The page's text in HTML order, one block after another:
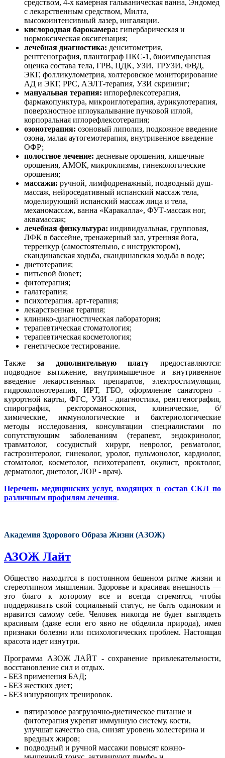
средством, 4-х камерная гальваническая ванна, Эндомед
с лекарственным средством, Милта,
высокоинтенсивный лазер, ингаляции.
кислородная барокамера: гипербарическая и
нормоксическая оксигенация;
лечебная диагностика: денситометрия,
рентгенография, плантограф ПКС-1, биоимпедансная
оценка состава тела, ГРВ, ЦДК, УЗИ, ТРУЗИ, ФВД,
ЭКГ, фолликулометрия, холтеровское мониторирование
АД и ЭКГ, РРС, АЭЛТ-терапия, УЗИ скрининг;
мануальная терапия: иглорефлексотерапия,
фармакопунктура, микроиглотерапия, аурикулотерапия,
поверхностное иглоукалывание пучковой иглой,
корпоральная иглорефлексотерапия;
озонотерапия: озоновый липолиз, подкожное введение
озона, малая аутогемотерапия, внутривенное введение
ОФР;
полостное лечение: десневые орошения, кишечные
орошения, АМОК, микроклизмы, гинекологические
орошения;
массажи: ручной, лимфодренажный, подводный душ-
массаж, нейроседативный испанский массаж тела,
моделирующий испанский массаж лица и тела,
механомассаж, ванна «Каракалла», ФУТ-массаж ног,
аквамассаж;
лечебная физкультура: индивидуальная, групповая,
ЛФК в бассейне, тренажерный зал, утренняя йога,
терренкур (самостоятельно, с инструктором),
скандинавская ходьба, скандинавская ходьба в воде;
диетотерапия;
питьевой бювет;
фитотерапия;
галатерапия;
психотерапия. арт-терапия;
лекарственная терапия;
клинико-диагностическая лаборатория;
терапевтическая стоматология;
терапевтическая косметология;
генетическое тестирование.
Также за дополнительную плату предоставляются:
подводное вытяжение, внутримышечное и внутривенное
введение лекарственных препаратов, электростимуляция,
гидроколонотерапия, ИРТ, ГБО, оформление санаторно -
курортной карты, ФГС, УЗИ - диагностика, рентгенография,
спирография, ректороманоскопия, клинические, б/
химические, иммунологические и бактериологические
методы исследования, консультации специалистами по
сопутствующим заболеваниям (терапевт, эндокринолог,
травматолог, сосудистый хирург, невролог, ревматолог,
гастроэнтеролог, гинеколог, уролог, пульмонолог, кардиолог,
стоматолог, косметолог, психотерапевт, окулист, проктолог,
дерматолог, диетолог, ЛОР - врач).
Перечень медицинских услуг, входящих в состав СКЛ по
различным профилям лечения.
Академия Здорового Образа Жизни (АЗОЖ)
АЗОЖ Лайт
Общество находится в постоянном бешеном ритме жизни и
стереотипном мышлении. Здоровье и красивая внешность —
это благо к которому все и всегда стремятся, чтобы
поддерживать свой социальный статус, не быть одиноким и
нравится самому себе. Человек никогда не будет выглядеть
красивым (даже если его явно не обделила природа), имея
признаки болезни или психологических проблем. Настоящая
красота идет изнутри.
Программа АЗОЖ ЛАЙТ - сохранение привлекательности,
восстановление сил и отдых.
- БЕЗ применения БАД;
- БЕЗ жестких диет;
- БЕЗ изнуряющих тренировок.
пятиразовое разгрузочно-диетическое питание и
фитотерапия укрепят иммунную систему, кости,
улучшат качество сна, снизят уровень холестерина и
вредных жиров;
подводный и ручной массажи повысят кожно-